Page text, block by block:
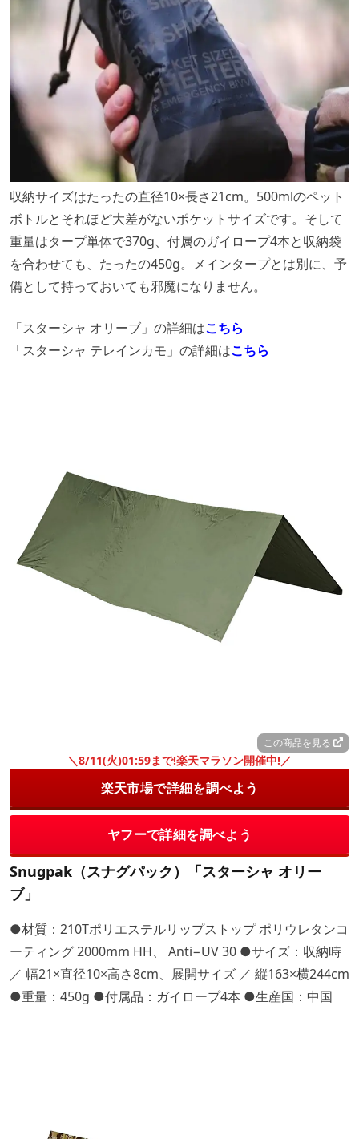
収納サイズはたったの直径10×長さ21cm。500mlのペット
ボトルとそれほど大差がないポケットサイズです。そして
重量はタープ単体で370g、付属のガイロープ4本と収納袋
を合わせても、たったの450g。メインタープとは別に、予
備として持っておいても邪魔になりません。
「スターシャ オリーブ」の詳細はこちら
「スターシャ テレインカモ」の詳細はこちら
この商品を見る
＼8/11(火)01:59まで!楽天マラソン開催中!／
楽天市場で詳細を調べよう
ヤフーで詳細を調べよう
Snugpak（スナグパック）「スターシャ オリー
ブ」
●材質：210Tポリエステルリップストップ ポリウレタンコ
ーティング 2000mm HH、 Anti−UV 30 ●サイズ：収納時
／ 幅21×直径10×高さ8cm、展開サイズ ／ 縦163×横244cm
●重量：450g ●付属品：ガイロープ4本 ●生産国：中国